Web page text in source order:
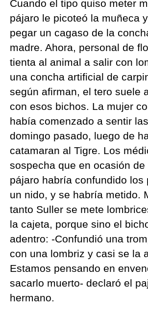
Cuando el tipo quiso meter
pájaro le picoteó la muñeca
pegar un cagaso de la
madre. Ahora, personal de
tienta al animal a salir con
una concha artificial de
según afirman, el tero suele
con esos bichos. La mujer
había comenzado a sentir
domingo pasado, luego de
catamaran al Tigre. Los
sospecha que en ocasión
pájaro habría confundido los
un nido, y se habría metido.
tanto Suller se mete
la cajeta, porque sino el
adentro: -Confundió una
con una lombriz y casi se la
Estamos pensando en
sacarlo muerto- declaró el
hermano.